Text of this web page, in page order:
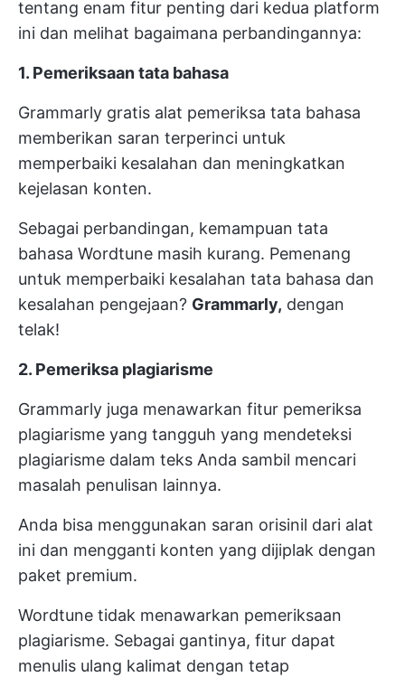
tentang enam fitur penting dari kedua platform
ini dan melihat bagaimana perbandingannya:
1. Pemeriksaan tata bahasa
Grammarly gratis alat pemeriksa tata bahasa
memberikan saran terperinci untuk
memperbaiki kesalahan dan meningkatkan
kejelasan konten.
Sebagai perbandingan, kemampuan tata
bahasa Wordtune masih kurang. Pemenang
untuk memperbaiki kesalahan tata bahasa dan
kesalahan pengejaan? Grammarly, dengan
telak!
2. Pemeriksa plagiarisme
Grammarly juga menawarkan fitur pemeriksa
plagiarisme yang tangguh yang mendeteksi
plagiarisme dalam teks Anda sambil mencari
masalah penulisan lainnya.
Anda bisa menggunakan saran orisinil dari alat
ini dan mengganti konten yang dijiplak dengan
paket premium.
Wordtune tidak menawarkan pemeriksaan
plagiarisme. Sebagai gantinya, fitur dapat
menulis ulang kalimat dengan tetap